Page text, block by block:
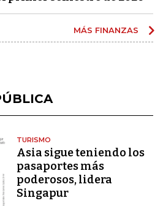
MÁS FINANZAS
TURISMO
Asia sigue teniendo los
pasaportes más
poderosos, lidera
Singapur